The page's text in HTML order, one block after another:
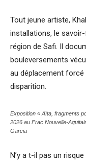
Tout jeune artiste,
installations, le
région de Safi. Il
bouleversements
au déplacement forcé
disparition.
Exposition « Aïta, fragments
2026 au Frac Nouvelle-
Garcia
N’y a t-il pas un